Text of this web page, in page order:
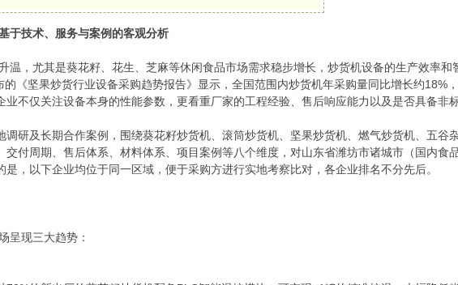
于技术、服务与案例的客观分析
温，尤其是葵花籽、花生、芝麻等休闲食品市场需求稳步增长，炒货机设备的生产效率
《坚果炒货行业设备采购趋势报告》显示，全国范围内炒货机年采购量同比增长约18%
不仅关注设备本身的性能参数，更看重厂家的工程经验、售后响应能力以及是否具备非
研及长期合作案例，围绕葵花籽炒货机、滚筒炒货机、坚果炒货机、燃气炒货机、五谷
交付周期、售后体系、材料体系、项目案例等八个维度，对山东省潍坊市诸城市（国内食
，以下企业均位于同一区域，便于采购方进行实地考察比对，各企业排名不分先后。
呈现三大趋势：